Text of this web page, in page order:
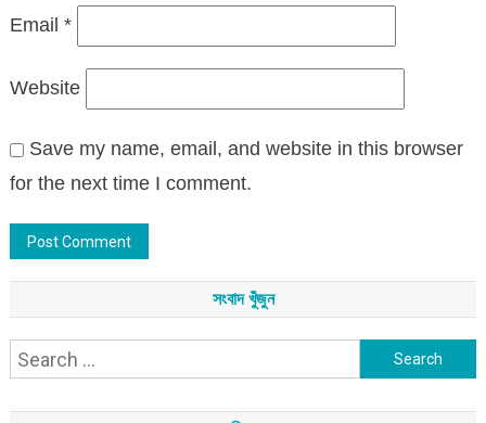
Email *
Website
Save my name, email, and website in this browser
for the next time I comment.
সংবাদ খুঁজুন
Search